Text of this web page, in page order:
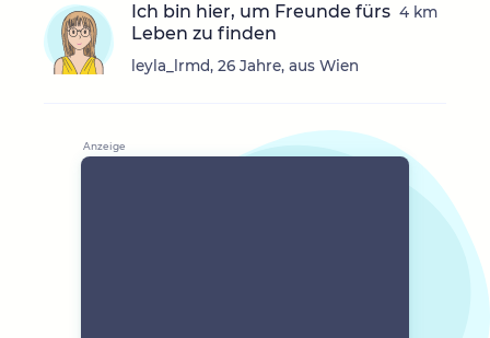
Ich bin hier, um Freunde fürs
Leben zu finden
leyla_lrmd, 26 Jahre, aus Wien
4 km